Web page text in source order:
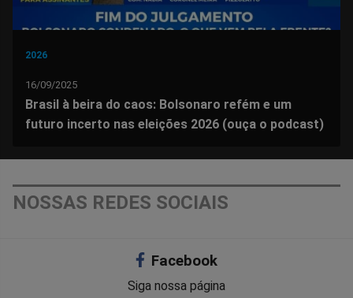
2026
16/09/2025
Brasil à beira do caos: Bolsonaro refém e um
futuro incerto nas eleições 2026 (ouça o podcast)
NOSSAS REDES SOCIAIS
Facebook
Siga nossa página